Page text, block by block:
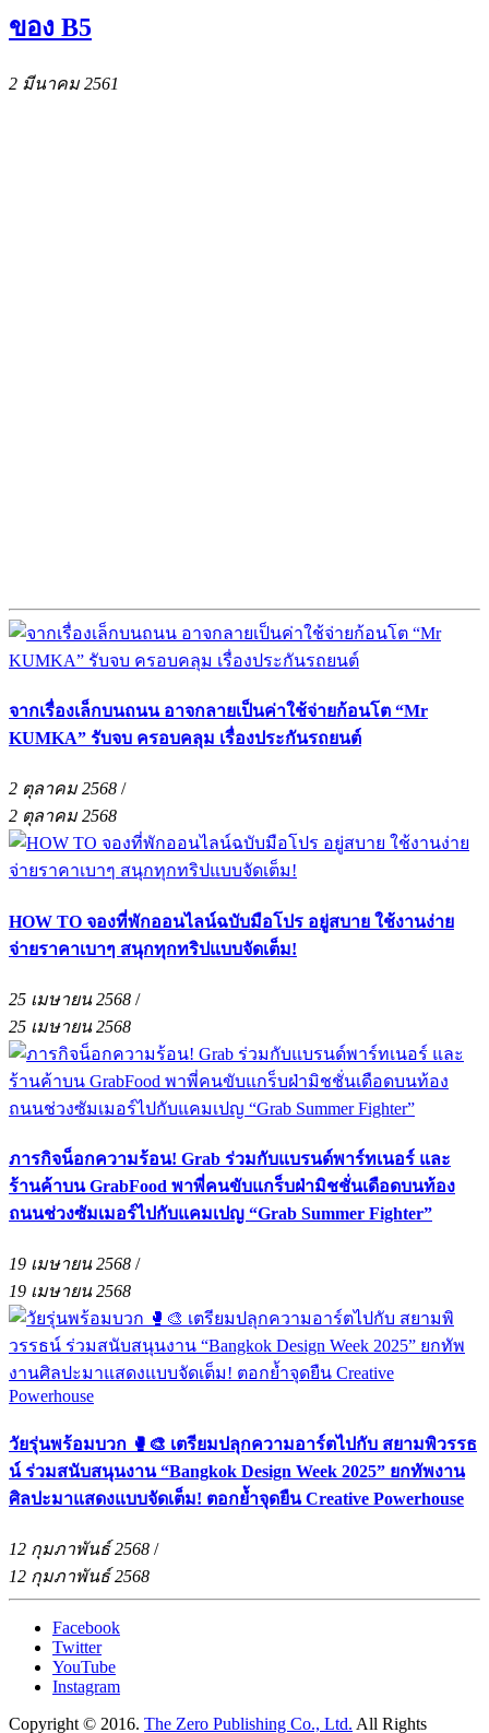
ของ B5
2 มีนาคม 2561
จากเรื่องเล็กบนถนน อาจกลายเป็นค่าใช้จ่ายก้อนโต “Mr
KUMKA” รับจบ ครอบคลุม เรื่องประกันรถยนต์
2 ตุลาคม 2568 /
2 ตุลาคม 2568
HOW TO จองที่พักออนไลน์ฉบับมือโปร อยู่สบาย ใช้งานง่าย
จ่ายราคาเบาๆ สนุกทุกทริปแบบจัดเต็ม!
25 เมษายน 2568 /
25 เมษายน 2568
ภารกิจน็อกความร้อน! Grab ร่วมกับแบรนด์พาร์ทเนอร์ และ
ร้านค้าบน GrabFood พาพี่คนขับแกร็บฝ่ามิชชั่นเดือดบนท้อง
ถนนช่วงซัมเมอร์ไปกับแคมเปญ “Grab Summer Fighter”
19 เมษายน 2568 /
19 เมษายน 2568
วัยรุ่นพร้อมบวก 🥊🎨 เตรียมปลุกความอาร์ตไปกับ สยามพิวรรธ
น์ ร่วมสนับสนุนงาน “Bangkok Design Week 2025” ยกทัพงาน
ศิลปะมาแสดงแบบจัดเต็ม! ตอกย้ำจุดยืน Creative Powerhouse
12 กุมภาพันธ์ 2568 /
12 กุมภาพันธ์ 2568
Facebook
Twitter
YouTube
Instagram
Copyright © 2016. The Zero Publishing Co., Ltd. All Rights